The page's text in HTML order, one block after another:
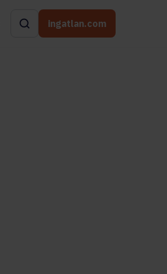
ingatlan.com